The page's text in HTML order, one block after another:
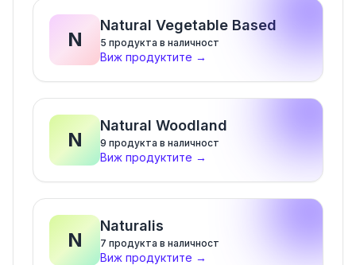
N
Natural Vegetable Based
5 продукта в наличност
Виж продуктите →
N
Natural Woodland
9 продукта в наличност
Виж продуктите →
N
Naturalis
7 продукта в наличност
Виж продуктите →